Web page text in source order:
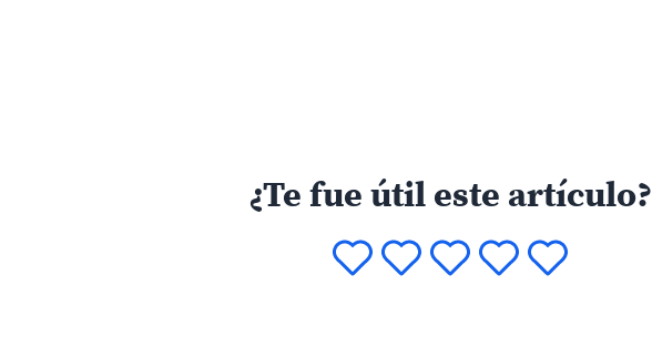
¿Te fue útil este artículo?